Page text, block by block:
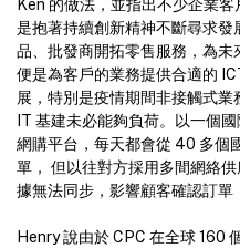
Ken 的做法，並指出不少企業
是抱著持續創新精神不斷尋求
品、批發商開拓零售服務，為
便是為客戶的業務提供合適的
展，特別是疫情期間非接觸式
IT 基建未必能夠負荷。以一個
網購平台，每天都會從 40 多個
單， 但以往對方採用多間網絡
據無法同步，影響顧客確認訂單
Henry 說由於 CPC 在全球 160